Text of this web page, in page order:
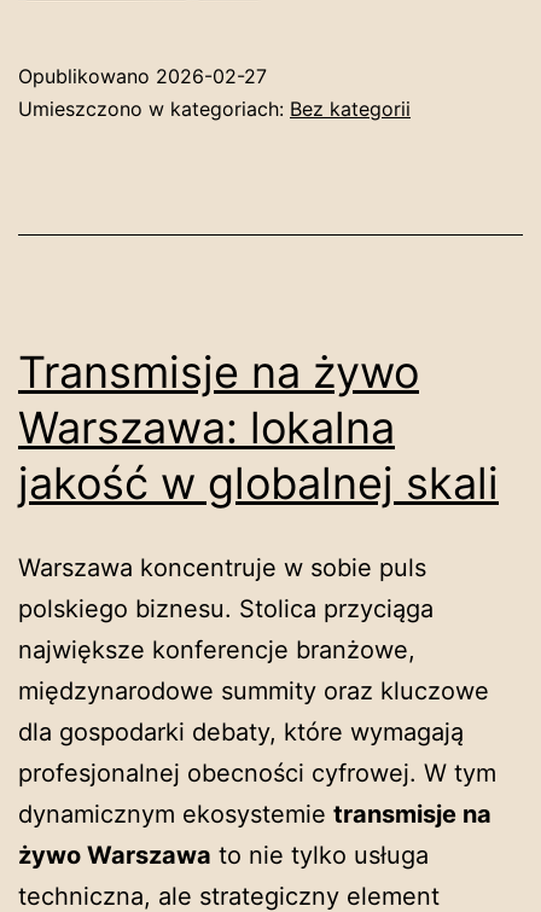
Opublikowano 2026-02-27
Umieszczono w kategoriach: Bez kategorii
Transmisje na żywo
Warszawa: lokalna
jakość w globalnej skali
Warszawa koncentruje w sobie puls
polskiego biznesu. Stolica przyciąga
największe konferencje branżowe,
międzynarodowe summity oraz kluczowe
dla gospodarki debaty, które wymagają
profesjonalnej obecności cyfrowej. W tym
dynamicznym ekosystemie transmisje na
żywo Warszawa to nie tylko usługa
techniczna, ale strategiczny element